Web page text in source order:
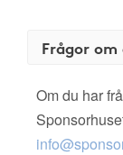
Frågor
Om du har